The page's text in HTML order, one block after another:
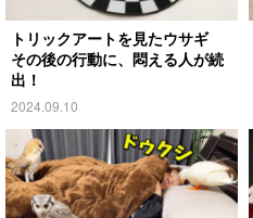
トリックアートを見たウサギ
その後の行動に、悶える人が続
出！
2024.09.10